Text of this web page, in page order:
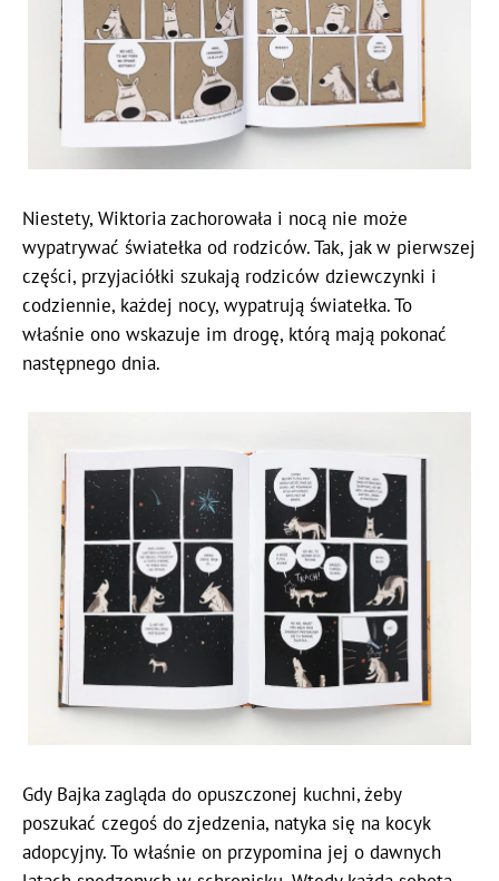
Niestety, Wiktoria zachorowała i nocą nie może
wypatrywać światełka od rodziców. Tak, jak w pierwszej
części, przyjaciółki szukają rodziców dziewczynki i
codziennie, każdej nocy, wypatrują światełka. To
właśnie ono wskazuje im drogę, którą mają pokonać
następnego dnia.
Gdy Bajka zagląda do opuszczonej kuchni, żeby
poszukać czegoś do zjedzenia, natyka się na kocyk
adopcyjny. To właśnie on przypomina jej o dawnych